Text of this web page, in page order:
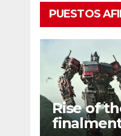
PUESTOS
Rise of